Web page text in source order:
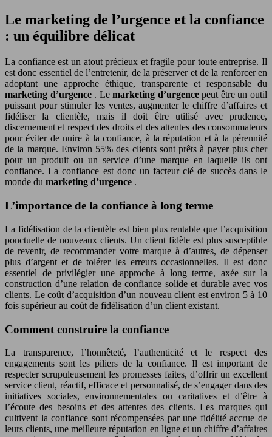
Le marketing de l’urgence et la confiance
: un équilibre délicat
La confiance est un atout précieux et fragile pour toute entreprise. Il
est donc essentiel de l’entretenir, de la préserver et de la renforcer en
adoptant une approche éthique, transparente et responsable du
marketing d’urgence . Lemarketing d’urgencepeut être un outil
puissant pour stimuler les ventes, augmenter le chiffre d’affaires et
fidéliser la clientèle, mais il doit être utilisé avec prudence,
discernement et respect des droits et des attentes des consommateurs
pour éviter de nuire à la confiance, à la réputation et à la pérennité
de la marque. Environ 55% des clients sont prêts à payer plus cher
pour un produit ou un service d’une marque en laquelle ils ont
confiance. La confiance est donc un facteur clé de succès dans le
monde du marketing d’urgence .
L’importance de la confiance à long terme
La fidélisation de la clientèle est bien plus rentable que l’acquisition
ponctuelle de nouveaux clients. Un client fidèle est plus susceptible
de revenir, de recommander votre marque à d’autres, de dépenser
plus d’argent et de tolérer les erreurs occasionnelles. Il est donc
essentiel de privilégier une approche à long terme, axée sur la
construction d’une relation de confiance solide et durable avec vos
clients. Le coût d’acquisition d’un nouveau client est environ 5 à 10
fois supérieur au coût de fidélisation d’un client existant.
Comment construire la confiance
La transparence, l’honnêteté, l’authenticité et le respect des
engagements sont les piliers de la confiance. Il est important de
respecter scrupuleusement les promesses faites, d’offrir un excellent
service client, réactif, efficace et personnalisé, de s’engager dans des
initiatives sociales, environnementales ou caritatives et d’être à
l’écoute des besoins et des attentes des clients. Les marques qui
cultivent la confiance sont récompensées par une fidélité accrue de
leurs clients, une meilleure réputation en ligne et un chiffre d’affaires